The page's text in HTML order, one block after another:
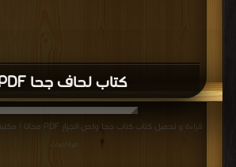
كتاب لحاف جحا PDF
قراءة و تحميل كتاب كتاب جحا ولص الجزار PDF مجانا | مكتبة >
مرة/مرات